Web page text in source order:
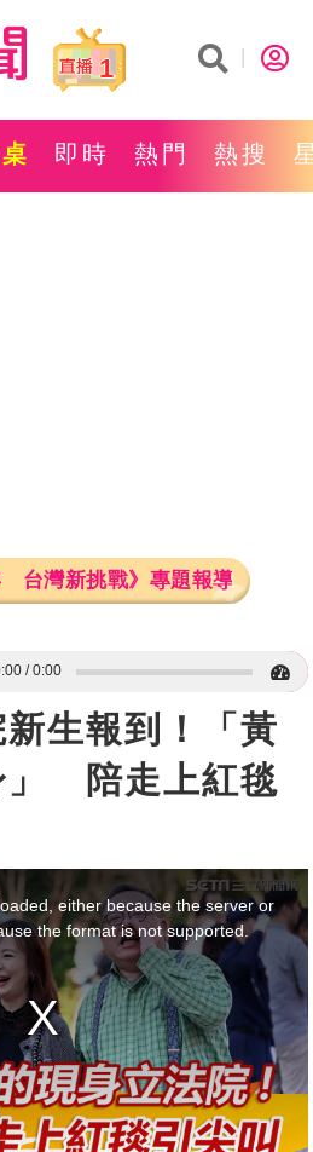
1
即時 熱門 熱搜
台灣新挑戰》專題報導
0:00
生報到！「黃
」 陪走上紅毯
either because the server or
the format is not supported.